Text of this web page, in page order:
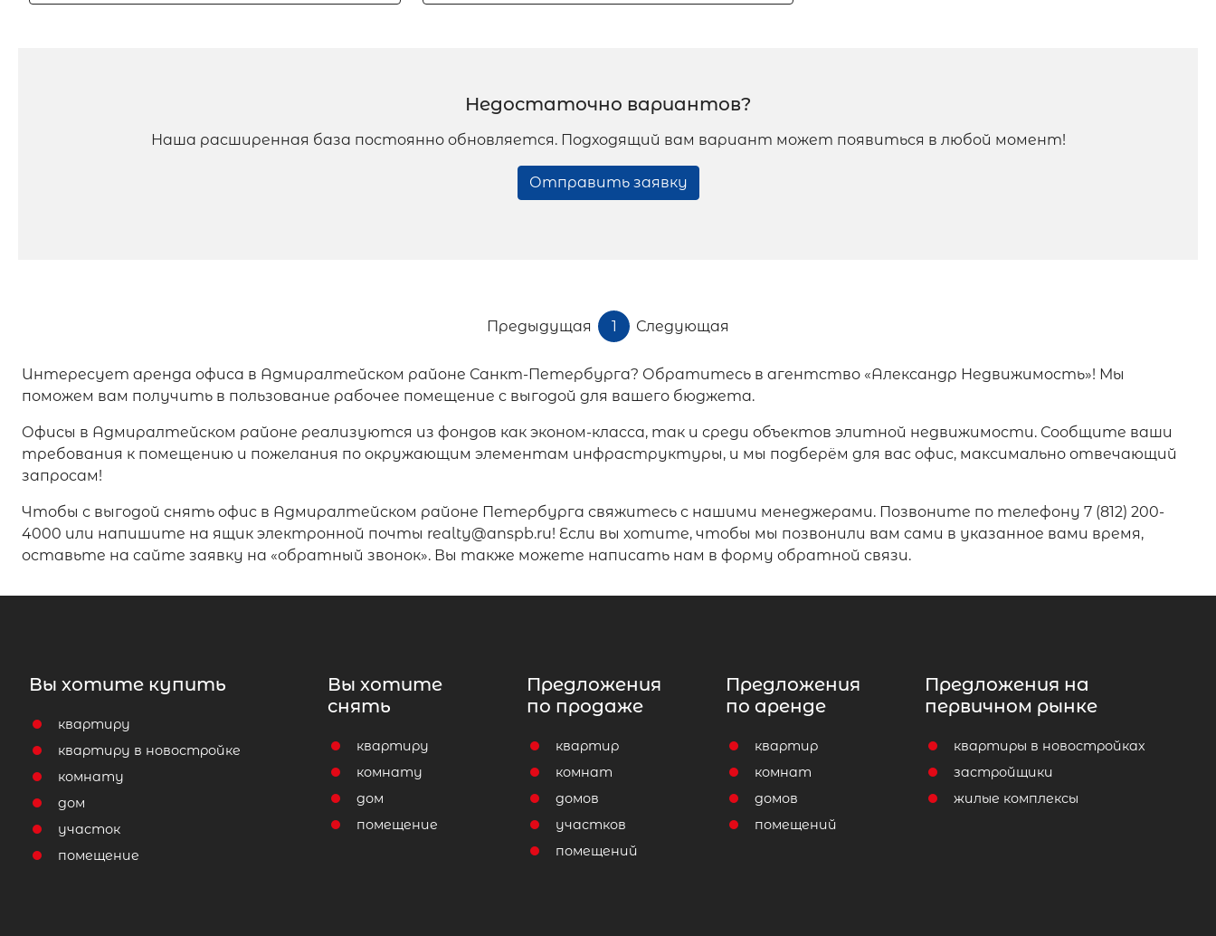
Недостаточно вариантов?
Наша расширенная база постоянно обновляется. Подходящий вам вариант может появиться в любой момент!
Отправить заявку
Предыдущая 1 Следующая
Интересует аренда офиса в Адмиралтейском районе Санкт-Петербурга? Обратитесь в агентство «Александр Недвижимость»! Мы
поможем вам получить в пользование рабочее помещение с выгодой для вашего бюджета.
Офисы в Адмиралтейском районе реализуются из фондов как эконом-класса, так и среди объектов элитной недвижимости. Сообщите ваши
требования к помещению и пожелания по окружающим элементам инфраструктуры, и мы подберём для вас офис, максимально отвечающий
запросам!
Чтобы с выгодой снять офис в Адмиралтейском районе Петербурга свяжитесь с нашими менеджерами. Позвоните по телефону 7 (812) 200-
4000 или напишите на ящик электронной почты realty@anspb.ru! Если вы хотите, чтобы мы позвонили вам сами в указанное вами время,
оставьте на сайте заявку на «обратный звонок». Вы также можете написать нам в форму обратной связи.
Вы хотите купить
квартиру
квартиру в новостройке
комнату
дом
участок
помещение
Вы хотите
снять
квартиру
комнату
дом
помещение
Предложения
по продаже
квартир
комнат
домов
участков
помещений
Предложения
по аренде
квартир
комнат
домов
помещений
Предложения на
первичном рынке
квартиры в новостройках
застройщики
жилые комплексы